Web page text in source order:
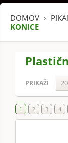
DOMOV
KONICE
PRIKAŽI
1 2 3 4